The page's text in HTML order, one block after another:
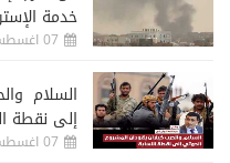
خدمة
07 اغسطس, 2026
السلام
إلى نقطة
07 اغسطس, 2026